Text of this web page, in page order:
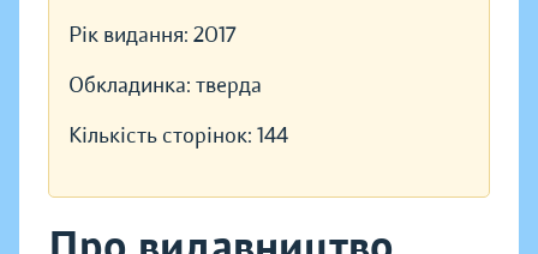
Рік видання: 2017
Обкладинка: тверда
Кількість сторінок: 144